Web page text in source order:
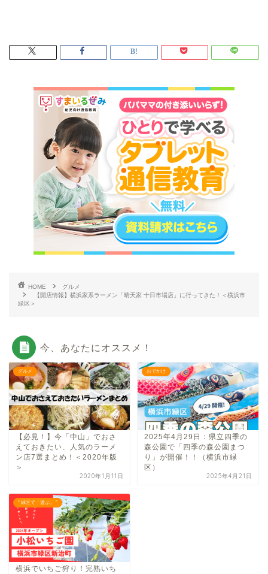
HOME
グルメ
【開店情報】横浜家系ラーメン「晴天家 十日市場店」に行ってきた！＜横浜市
緑区＞
今、あなたにオススメ！
グルメ
【必見！】今「中山」でおさ
えておきたい、人気のラーメ
ン店7選まとめ！＜2020年版
＞
2020年1月11日
おでかけ
2025年4月29日：県立四季の
森公園で「四季の森公園まつ
り」が開催！！（横浜市緑
区）
2025年4月21日
“ 緑区で「遊ぶ」 ”
横浜でいちご狩り！完熟いち